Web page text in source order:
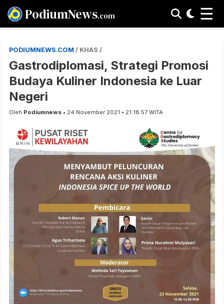
PodiumNews.com ☰
PODIUMNEWS.COM / KHAS /
Gastrodiplomasi, Strategi Promosi
Budaya Kuliner Indonesia ke Luar
Negeri
Oleh Podiumnews • 24 November 2021 • 21:18:57 WITA